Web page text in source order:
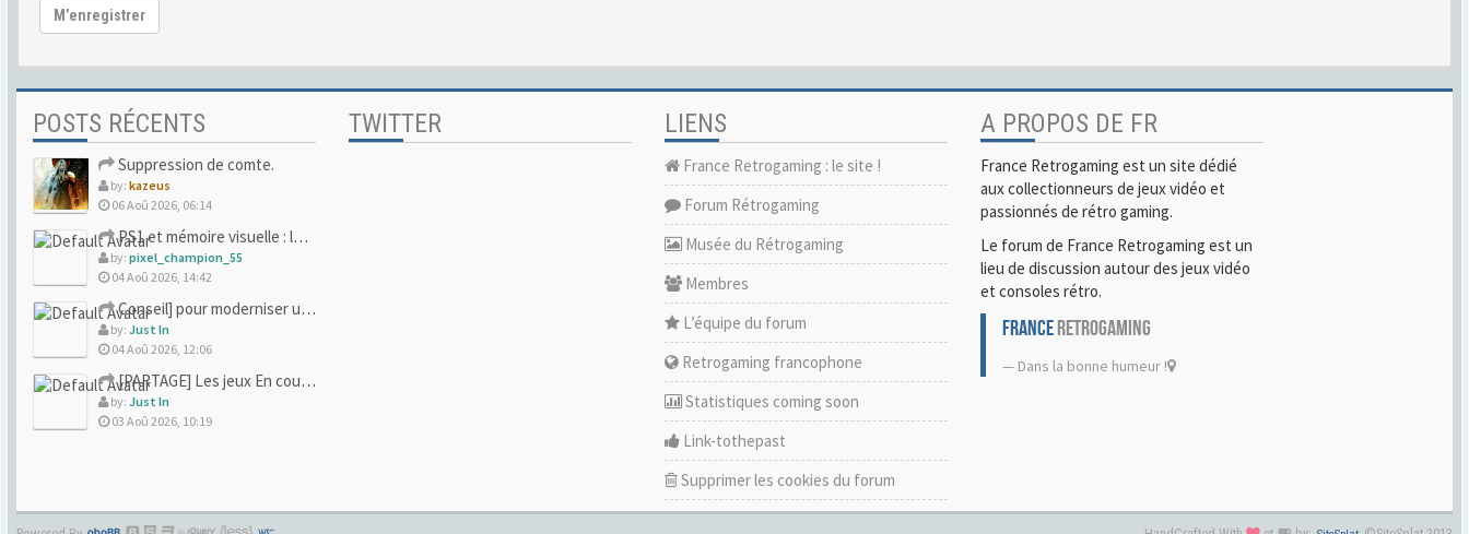
M’enregistrer
POSTS RÉCENTS
Suppression de comte.
by: kazeus
06 Aoû 2026, 06:14
PS1 et mémoire visuelle : le jeu qui vous a soufflé la premi
by: pixel_champion_55
04 Aoû 2026, 14:42
Conseil] pour moderniser un site (un peu trop) rétro
by: Just In
04 Aoû 2026, 12:06
[PARTAGE] Les jeux En cours/Terminés
by: Just In
03 Aoû 2026, 10:19
TWITTER LIENS
France Retrogaming : le site !
Forum Rétrogaming
Musée du Rétrogaming
Membres
L’équipe du forum
Retrogaming francophone
Statistiques coming soon
Link-tothepast
Supprimer les cookies du forum
A PROPOS DE FR
France Retrogaming est un site dédié
aux collectionneurs de jeux vidéo et
passionnés de rétro gaming.
Le forum de France Retrogaming est un
lieu de discussion autour des jeux vidéo
et consoles rétro.
FRANCERETROGAMING
Dans la bonne humeur !